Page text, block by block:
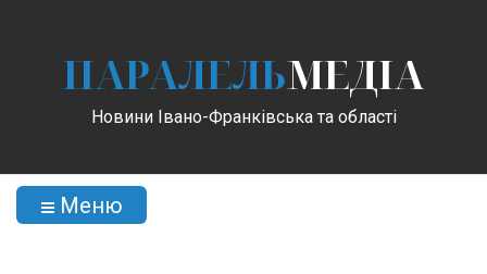
ПАРАЛЕЛЬМЕДІА
Новини Івано-Франківська та області
Меню